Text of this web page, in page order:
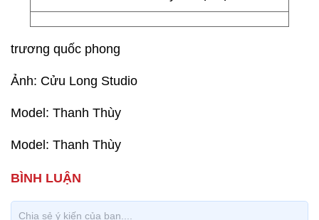
trương quốc phong
Ảnh: Cửu Long Studio
Model: Thanh Thùy
Model: Thanh Thùy